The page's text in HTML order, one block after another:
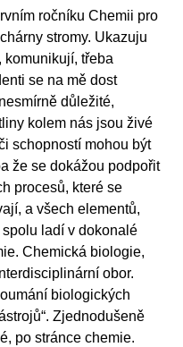
ročníku Chemii pro
stromy. Ukazuju
komunikují, třeba
se na mě dost
důležité,
kolem nás jsou živé
schopností mohou být
že se dokážou podpořit
procesů, které se
a všech elementů,
ladí v dokonalé
Chemická biologie,
obor.
biologických
Zjednodušeně
po stránce chemie.